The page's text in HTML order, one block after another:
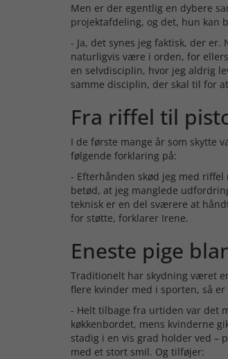
Men er der egentlig en dybere
projektafdeling, og det, hun kan
- Ja, det synes jeg faktisk, der
naturligvis være i orden, for
en selvdisciplin, hvor jeg aldrig
samme disciplin, der skal til for
Fra riffel til
I de første mange år som skytte
følgende forklaring på:
- Efterhånden skød jeg med
betød, at jeg manglede
teknisk er en del sværere at
for støtte, forklarer Irene.
Eneste pige
Traditionelt har skydning været
flere kvinder med i sporten, så er
- Helt tilbage fra urtiden var det
køkkenbordet, mens kvinderne
stadig i en vis grad holder ved –
med et stort smil. Og tilføjer: